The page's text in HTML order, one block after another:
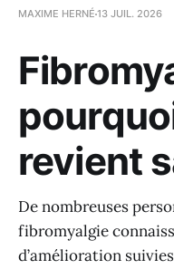
MAXIME HERNÉ 13 JUIL. 2026
revient
De nombreuses
fibromyalgie
d’amélioration